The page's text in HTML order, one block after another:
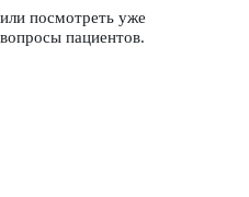
посмотреть уже
пациентов.